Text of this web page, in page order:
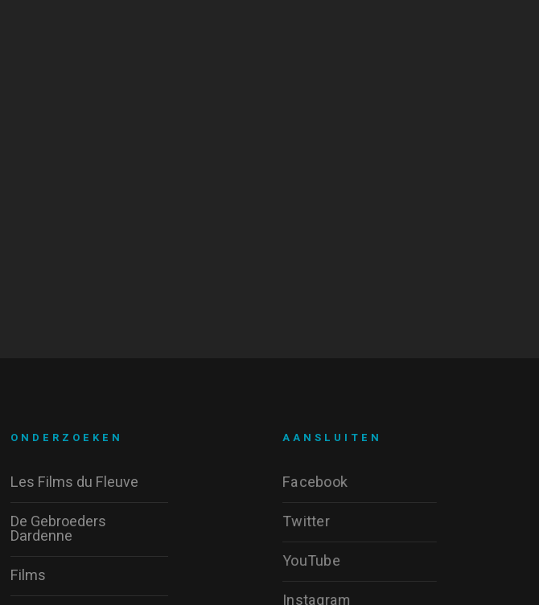
AANSLUITEN
Facebook
Twitter
YouTube
Instagram
ONDERZOEKEN
Les Films du Fleuve
De Gebroeders
Dardenne
Films